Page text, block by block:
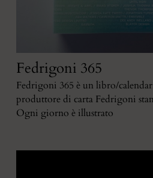
Fedrigoni 365
Fedrigoni 365 è un libro/
produttore di carta Fedrigoni
Ogni giorno è illustrato